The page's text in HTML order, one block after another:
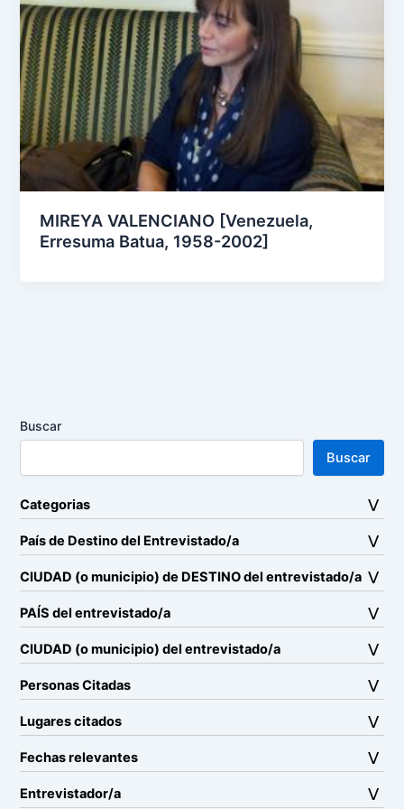
MIREYA VALENCIANO [Venezuela,
Erresuma Batua, 1958-2002]
Buscar
Buscar
Categorias
País de Destino del Entrevistado/a
CIUDAD (o municipio) de DESTINO del entrevistado/a
PAÍS del entrevistado/a
CIUDAD (o municipio) del entrevistado/a
Personas Citadas
Lugares citados
Fechas relevantes
Entrevistador/a